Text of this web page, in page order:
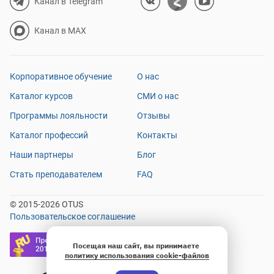
Канал в MAX
Корпоративное обучение
Каталог курсов
Программы лояльности
Каталог профессий
Наши партнеры
Стать преподавателем
О нас
СМИ о нас
Отзывы
Контакты
Блог
FAQ
© 2015-2026 OTUS
Пользовательское соглашение
Посещая наш сайт, вы принимаете
политику использования cookie-файлов